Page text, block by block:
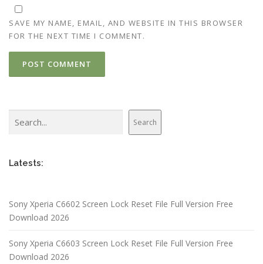
SAVE MY NAME, EMAIL, AND WEBSITE IN THIS BROWSER
FOR THE NEXT TIME I COMMENT.
Search
Latests:
Sony Xperia C6602 Screen Lock Reset File Full Version Free
Download 2026
Sony Xperia C6603 Screen Lock Reset File Full Version Free
Download 2026